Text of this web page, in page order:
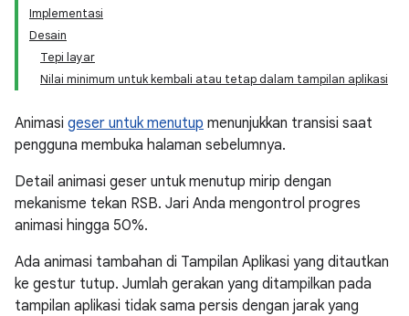
Implementasi
Desain
Tepi layar
Nilai minimum untuk kembali atau tetap dalam tampilan aplikasi
Animasi geser untuk menutup menunjukkan transisi saat
pengguna membuka halaman sebelumnya.
Detail animasi geser untuk menutup mirip dengan
mekanisme tekan RSB. Jari Anda mengontrol progres
animasi hingga 50%.
Ada animasi tambahan di Tampilan Aplikasi yang ditautkan
ke gestur tutup. Jumlah gerakan yang ditampilkan pada
tampilan aplikasi tidak sama persis dengan jarak yang